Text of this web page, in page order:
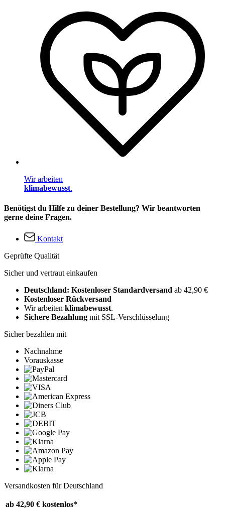
Wir arbeiten
klimabewusst.
Benötigst du Hilfe zu deiner Bestellung? Wir beantworten
gerne deine Fragen.
Kontakt
Geprüfte Qualität
Sicher und vertraut einkaufen
Deutschland: Kostenloser Standardversand ab 42,90 €
Kostenloser Rückversand
Wir arbeiten klimabewusst.
Sichere Bezahlung mit SSL-Verschlüsselung
Sicher bezahlen mit
Nachnahme
Vorauskasse
Versandkosten für Deutschland
ab 42,90 € kostenlos*